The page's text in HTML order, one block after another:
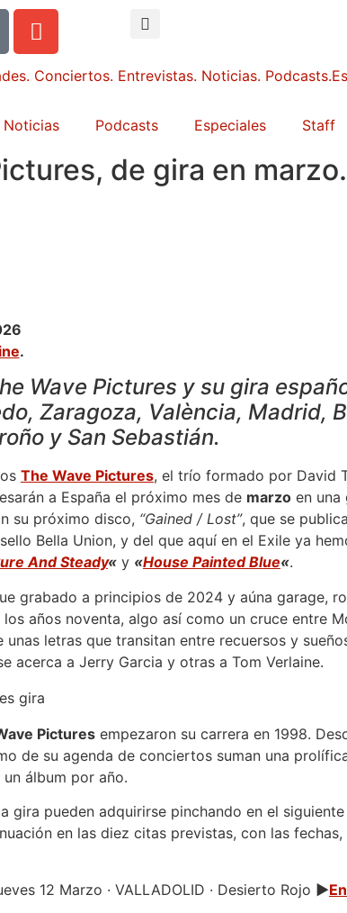
Noticias Podcasts Especiales Staff
de gira en
.
Wave Pictures y su gira
Zaragoza, València, Madrid,
y San Sebastián.
The Wave Pictures, el trío formado por David
a España el próximo mes de marzoen una
su próximo disco, “Gained / Lost”, que se
Bella Union, y del que aquí en el Exile ya
And Steady«y «House Painted Blue«.
grabado a principios de 2024 y aúna garage,
años noventa, algo así como un cruce entre
unas letras que transitan entre recuersos y
acerca a Jerry Garcia y otras a Tom Verlaine.
Picturesempezaron su carrera en 1998.
de su agenda de conciertos suman una
álbum por año.
gira pueden adquirirse pinchando en el siguiente
en las diez citas previstas, con las
12 Marzo · VALLADOLID · Desierto Rojo ►